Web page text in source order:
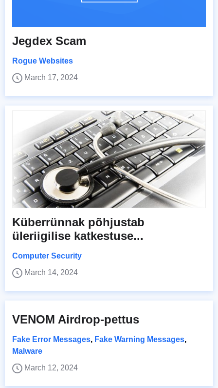
Jegdex Scam
Rogue Websites
March 17, 2024
Küberrünnak põhjustab
üleriigilise katkestuse...
Computer Security
March 14, 2024
VENOM Airdrop-pettus
Fake Error Messages, Fake Warning Messages,
Malware
March 12, 2024